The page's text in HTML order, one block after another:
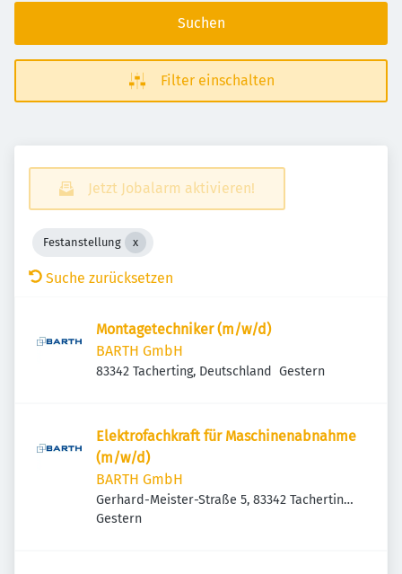
Suchen
Filter einschalten
Jetzt Jobalarm aktivieren!
Festanstellung
Suche zurücksetzen
Montagetechniker (m/w/d)
BARTH GmbH
83342 Tacherting, Deutschland Veröffentlicht
Gestern
Elektrofachkraft für Maschinenabnahme
(m/w/d)
BARTH GmbH
Gerhard-Meister-Straße 5, 83342 Tacherting,
Deutschland
Veröffentlicht
Gestern